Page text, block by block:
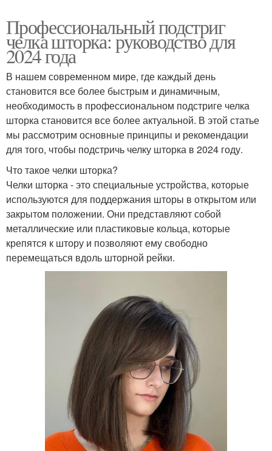
Профессиональный подстриг
челка шторка: руководство для
2024 года
В нашем современном мире, где каждый день
становится все более быстрым и динамичным,
необходимость в профессиональном подстриге челка
шторка становится все более актуальной. В этой статье
мы рассмотрим основные принципы и рекомендации
для того, чтобы подстричь челку шторка в 2024 году.
Что такое челки шторка?
Челки шторка - это специальные устройства, которые
используются для поддержания шторы в открытом или
закрытом положении. Они представляют собой
металлические или пластиковые кольца, которые
крепятся к штору и позволяют ему свободно
перемещаться вдоль шторной рейки.